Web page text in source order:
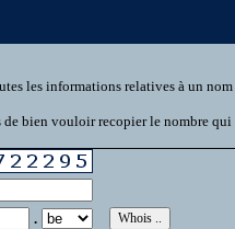
les informations relatives à un
bien vouloir recopier le nombre qui
.